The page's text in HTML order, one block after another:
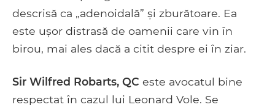
descrisă ca „adenoidală” și zburătoare. Ea
este ușor distrasă de oamenii care vin în
birou, mai ales dacă a citit despre ei în ziar.
Sir Wilfred Robarts, QC este avocatul bine
respectat în cazul lui Leonard Vole. Se